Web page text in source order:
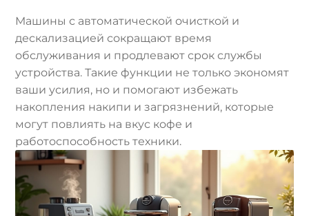
Машины с автоматической очисткой и
дескализацией сокращают время
обслуживания и продлевают срок службы
устройства. Такие функции не только экономят
ваши усилия, но и помогают избежать
накопления накипи и загрязнений, которые
могут повлиять на вкус кофе и
работоспособность техники.